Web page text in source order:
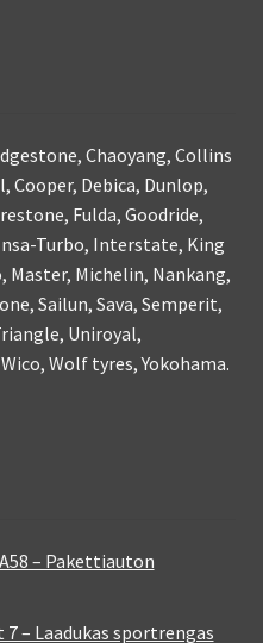
Chaoyang, Collins
Debica, Dunlop,
Fulda, Goodride,
Turbo, Interstate, King
Master, Michelin, Nankang,
Sailun, Sava, Semperit,
Uniroyal,
Wolf tyres, Yokohama.
– Pakettiauton
– Laadukas sportrengas